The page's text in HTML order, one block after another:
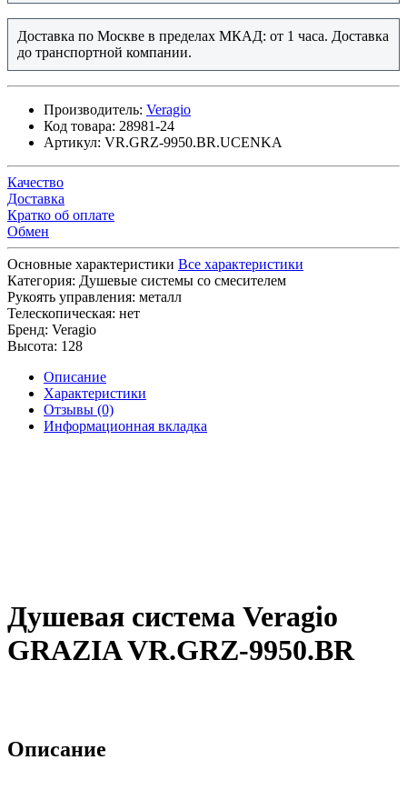
Доставка по Москве в пределах МКАД: от 1 часа. Доставка
до транспортной компании.
Производитель: Veragio
Код товара: 28981-24
Артикул: VR.GRZ-9950.BR.UCENKA
Качество
Доставка
Кратко об оплате
Обмен
Основные характеристики Все характеристики
Категория: Душевые системы со смесителем
Рукоять управления: металл
Телескопическая: нет
Бренд: Veragio
Высота: 128
Описание
Характеристики
Отзывы (0)
Информационная вкладка
Душевая система Veragio
GRAZIA VR.GRZ-9950.BR
Описание